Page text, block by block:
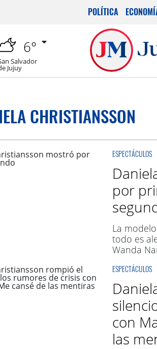
POLÍTICA
6°
Salvador
Jujuy
CHRISTIANSSON
ESPECTÁCULOS
por
La
todo es
Wanda
ESPECTÁCULOS
con
las